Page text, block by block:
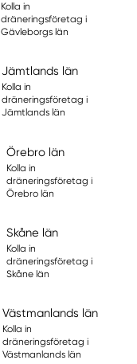
Kolla in
dräneringsföretag i
Gävleborgs län
Jämtlands län
Kolla in
dräneringsföretag i
Jämtlands län
Örebro län
Kolla in
dräneringsföretag i
Örebro län
Skåne län
Kolla in
dräneringsföretag i
Skåne län
Västmanlands län
Kolla in
dräneringsföretag i
Västmanlands län